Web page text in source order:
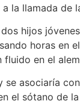
la llamada
hijos
horas en
en el
asociaría
el sótano de